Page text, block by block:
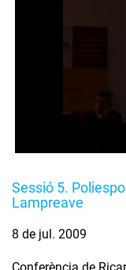
Sessió 5.
Lampreave
8 de jul. 2009